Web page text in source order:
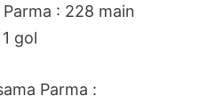
: 228 main
gol
Parma :